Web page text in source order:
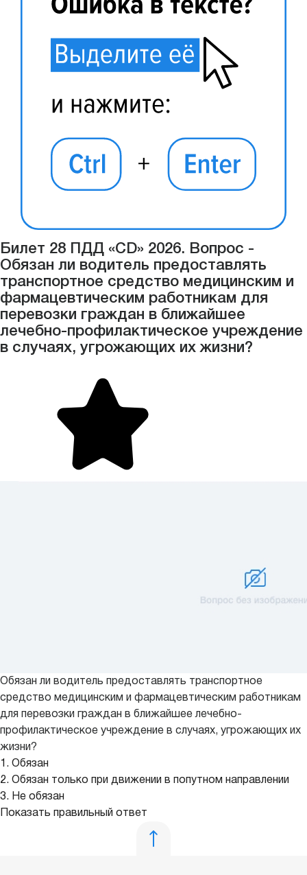
Билет 28 ПДД «CD» 2026. Вопрос -
Обязан ли водитель предоставлять
транспортное средство медицинским и
фармацевтическим работникам для
перевозки граждан в ближайшее
лечебно-профилактическое учреждение
в случаях, угрожающих их жизни?
Обязан ли водитель предоставлять транспортное
средство медицинским и фармацевтическим работникам
для перевозки граждан в ближайшее лечебно-
профилактическое учреждение в случаях, угрожающих их
жизни?
1. Обязан
2. Обязан только при движении в попутном направлении
3. Не обязан
Показать правильный ответ